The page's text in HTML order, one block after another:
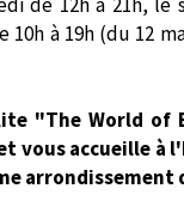
10h à 19h (du 12
"The World of
vous accueille à
arrondissement